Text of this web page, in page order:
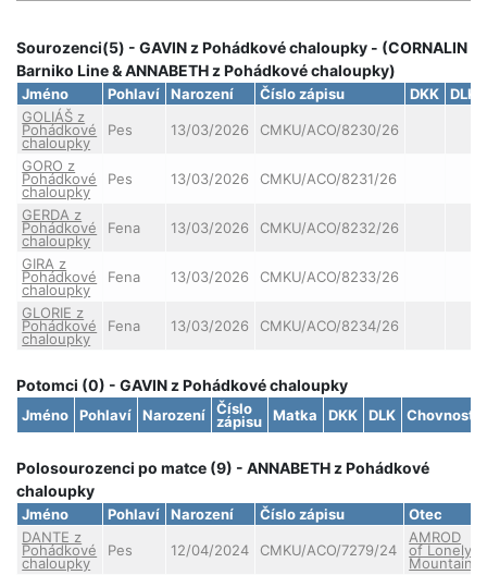
Sourozenci(5) - GAVIN z Pohádkové chaloupky - (CORNALIN
Barniko Line & ANNABETH z Pohádkové chaloupky)
Jméno Pohlaví Narození Číslo zápisu DKK
DLK
GOLIÁŠ z
Pohádkové
chaloupky
Pes 13/03/2026 CMKU/ACO/8230/26
GORO z
Pohádkové
chaloupky
Pes 13/03/2026 CMKU/ACO/8231/26
GERDA z
Pohádkové
chaloupky
Fena 13/03/2026 CMKU/ACO/8232/26
GIRA z
Pohádkové
chaloupky
Fena 13/03/2026 CMKU/ACO/8233/26
GLORIE z
Pohádkové
chaloupky
Fena 13/03/2026 CMKU/ACO/8234/26
Potomci (0) - GAVIN z Pohádkové chaloupky
Jméno Pohlaví Narození Číslo
zápisu Matka DKK DLK Chovnost
Polosourozenci po matce (9) - ANNABETH z Pohádkové
chaloupky
Jméno Pohlaví Narození Číslo zápisu
Otec
DANTE z
Pohádkové
chaloupky
Pes 12/04/2024 CMKU/ACO/7279/24
AMROD
of Lonely
Mountain